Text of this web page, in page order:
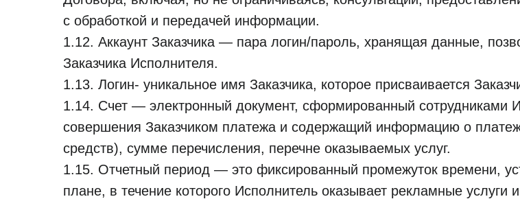
с обработкой и передачей информации.
1.12. Аккаунт Заказчика — пара логин/пароль, хранящая данные,
Заказчика Исполнителя.
1.13. Логин- уникальное имя Заказчика, которое присваивается
1.14. Счет — электронный документ, сформированный сотрудниками
совершения Заказчиком платежа и содержащий информацию о
средств), сумме перечисления, перечне оказываемых услуг.
1.15. Отчетный период — это фиксированный промежуток времени,
плане, в течение которого Исполнитель оказывает рекламные